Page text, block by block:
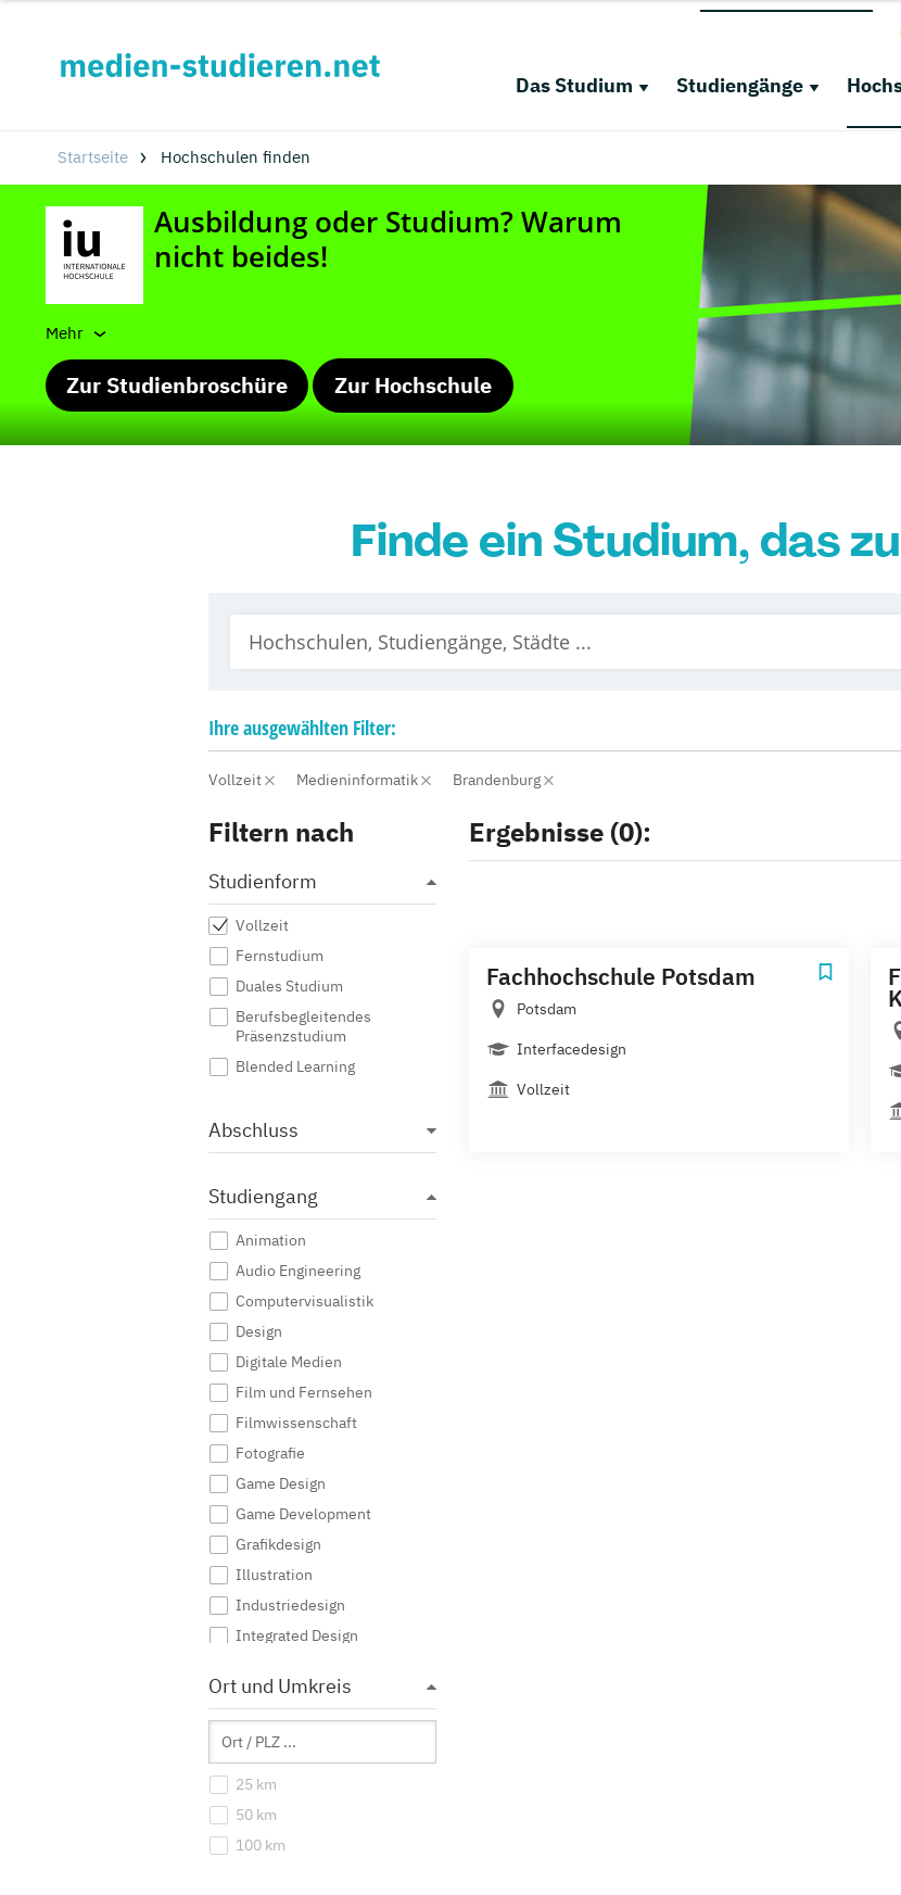
Das Studium Studiengänge
Startseite Hochschulen finden
Mehr
Zur Studienbroschüre Zur Hochschule
Finde ein Studium, das
Ihreausgewählten Filter:
Vollzeit Medieninformatik Brandenburg
Filtern nach
Studienform
Vollzeit
Fernstudium
Duales Studium
Berufsbegleitendes
Präsenzstudium
Blended Learning
Abschluss
Studiengang
Animation
Audio Engineering
Computervisualistik
Design
Digitale Medien
Film und Fernsehen
Filmwissenschaft
Fotografie
Game Design
Game Development
Grafikdesign
Illustration
Industriedesign
Integrated Design
Journalismus
Kommunikationsdesign
Kommunikationswissenschaft
Kreatives Schreiben
Kunst
Ort und Umkreis
25 km
50 km
100 km
Ergebnisse (0):
Fachhochschule Potsdam
Potsdam
Interfacedesign
Vollzeit